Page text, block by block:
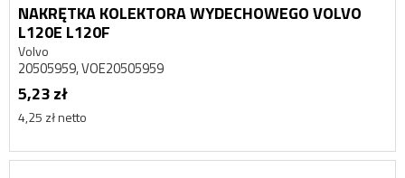
NAKRĘTKA KOLEKTORA WYDECHOWEGO VOLVO
L120E L120F
Volvo
20505959, VOE20505959
5,23 zł
4,25 zł netto